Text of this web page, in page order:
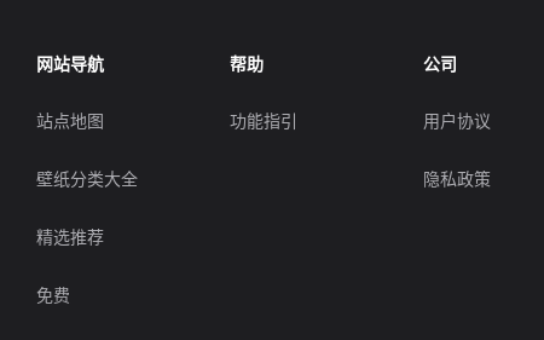
网站导航
站点地图
壁纸分类大全
精选推荐
免费
帮助
功能指引
公司
用户协议
隐私政策